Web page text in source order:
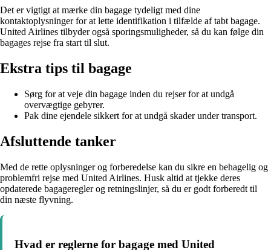
Det er vigtigt at mærke din bagage tydeligt med dine
kontaktoplysninger for at lette identifikation i tilfælde af tabt bagage.
United Airlines tilbyder også sporingsmuligheder, så du kan følge din
bagages rejse fra start til slut.
Ekstra tips til bagage
Sørg for at veje din bagage inden du rejser for at undgå
overvægtige gebyrer.
Pak dine ejendele sikkert for at undgå skader under transport.
Afsluttende tanker
Med de rette oplysninger og forberedelse kan du sikre en behagelig og
problemfri rejse med United Airlines. Husk altid at tjekke deres
opdaterede bagageregler og retningslinjer, så du er godt forberedt til
din næste flyvning.
Hvad er reglerne for bagage med United